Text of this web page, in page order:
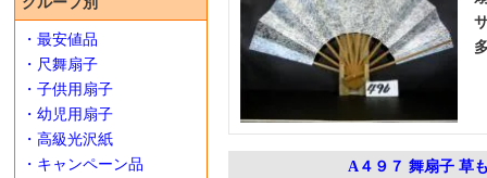
・最安値品
・尺舞扇子
・子供用扇子
・幼児用扇子
・高級光沢紙
・キャンペーン品
A４９７ 舞扇子 草